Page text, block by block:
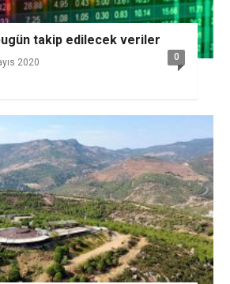
takip edilecek veriler
2020 0